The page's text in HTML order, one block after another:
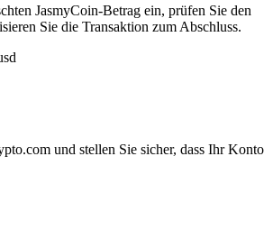
JasmyCoin-Betrag ein, prüfen Sie den
Sie die Transaktion zum Abschluss.
und stellen Sie sicher, dass Ihr Konto